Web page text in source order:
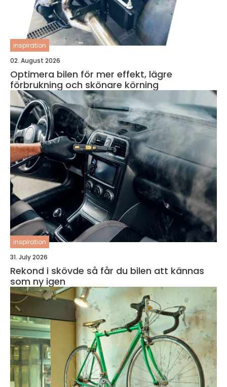
inspiration
02. August 2026
Optimera bilen för mer effekt, lägre
förbrukning och skönare körning
inspiration
31. July 2026
Rekond i skövde så får du bilen att kännas
som ny igen